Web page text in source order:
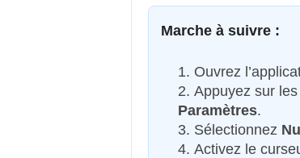
Marche à suivre :
Ouvrez
Appuyez sur les
Paramètres.
Sélectionnez
Activez le